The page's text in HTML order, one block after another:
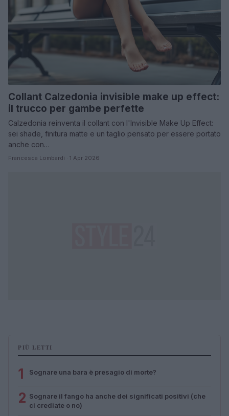
Collant Calzedonia invisible make up effect:
il trucco per gambe perfette
Calzedonia reinventa il collant con l'Invisible Make Up Effect:
sei shade, finitura matte e un taglio pensato per essere portato
anche con…
Francesca Lombardi · 1 Apr 2026
PIÙ LETTI
1 Sognare una bara è presagio di morte?
2 Sognare il fango ha anche dei significati positivi (che
ci crediate o no)